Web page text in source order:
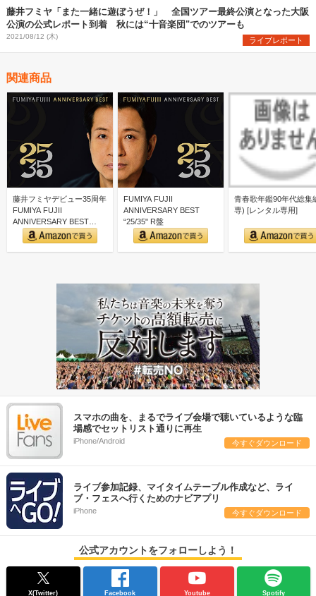
藤井フミヤ「また一緒に遊ぼうぜ！」 全国ツアー最終公演となった大阪
公演の公式レポート到着 秋には“十音楽団"でのツアーも
2021/08/12 (木) ライブレポート
関連商品
藤井フミヤデビュー35周年
FUMIYA FUJII
ANNIVERSARY BEST
“25/3…
FUMIYA FUJII
ANNIVERSARY BEST
“25/35" R盤
青春歌年鑑90年代総集
専) [レンタル専用]
スマホの曲を、まるでライブ会場で聴いているような臨
場感でセットリスト通りに再生
iPhone/Android 今すぐダウンロード
ライブ参加記録、マイタイムテーブル作成など、ライ
ブ・フェスへ行くためのナビアプリ
iPhone 今すぐダウンロード
公式アカウントをフォローしよう！
X(Twitter) Facebook Youtube Spotify